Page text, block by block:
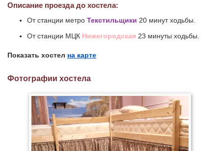
Описание проезда до хостела:
От станции метро Текстильщики 20 минут ходьбы.
От станции МЦК Нижегородская 23 минуты ходьбы.
Показать хостел на карте
Фотографии хостела